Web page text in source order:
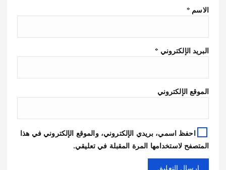
الاسم *
البريد الإلكتروني *
الموقع الإلكتروني
احفظ اسمي، بريدي الإلكتروني، والموقع الإلكتروني في هذا
المتصفح لاستخدامها المرة المقبلة في تعليقي.